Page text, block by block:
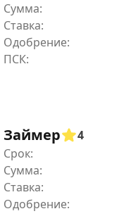
Сумма:
Ставка:
Одобрение:
Займер
4
Срок:
Сумма:
Ставка:
Одобрение: